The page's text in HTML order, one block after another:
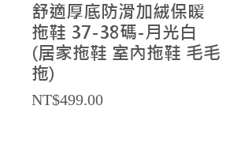
舒適厚底防滑加絨保暖
拖鞋 37-38碼-月光白
(居家拖鞋 室內拖鞋 毛毛
拖)
NT$499.00Price